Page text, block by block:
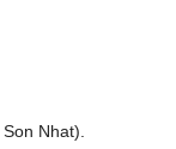
Nhat).